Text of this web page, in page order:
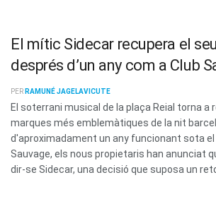
El mític Sidecar recupera el
després d’un any com a Club
PER RAMUNÉ JAGELAVICUTE
El soterrani musical de la plaça Reial torna a
marques més emblemàtiques de la nit
d'aproximadament un any funcionant sota el
Sauvage, els nous propietaris han anunciat
dir-se Sidecar, una decisió que suposa un